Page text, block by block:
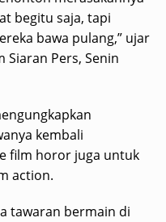
begitu saja, tapi
bawa pulang,” ujar
Siaran Pers, Senin
kembali
film horor juga untuk
action.
tawaran bermain di